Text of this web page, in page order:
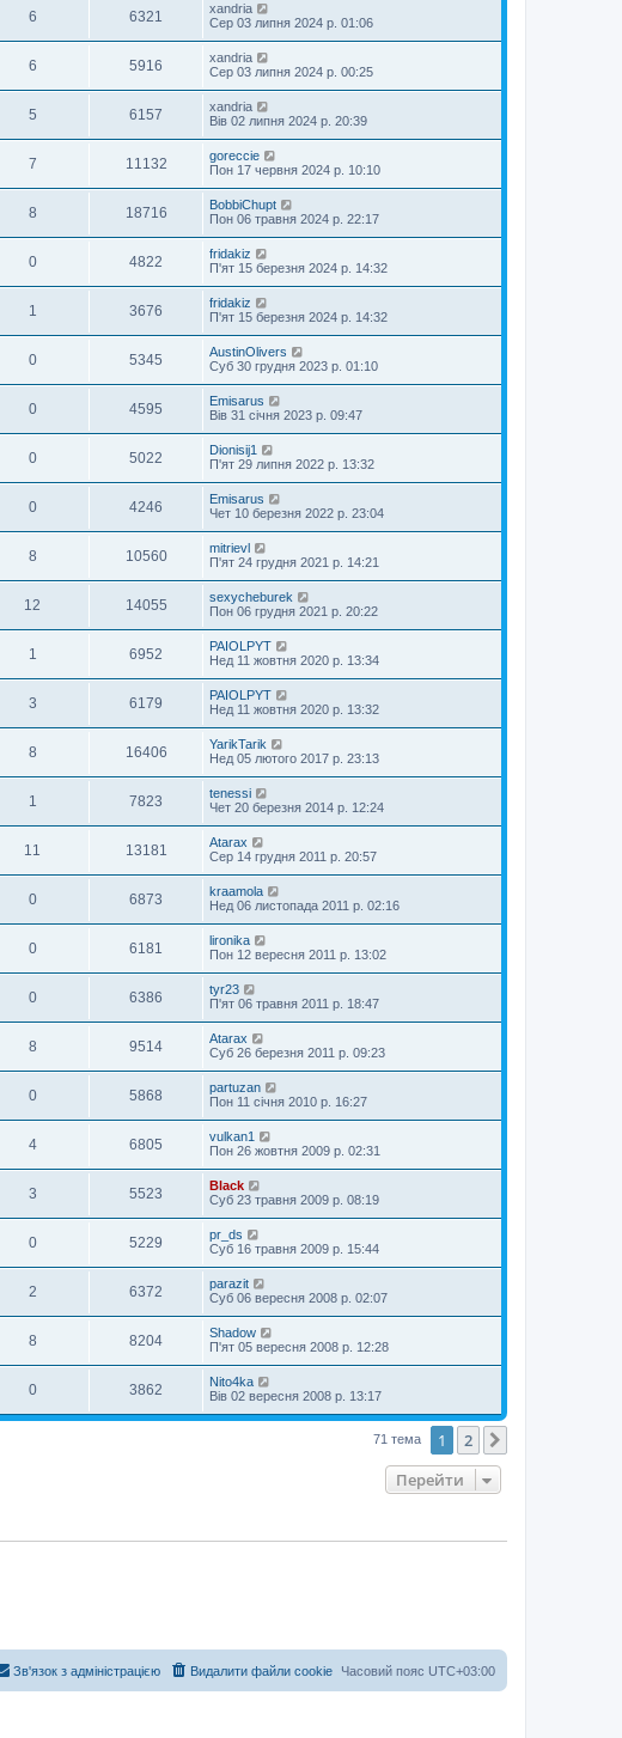
6 6321
xandria
Сер 03 липня 2024 р. 01:06
6 5916
xandria
Сер 03 липня 2024 р. 00:25
5 6157
xandria
Вів 02 липня 2024 р. 20:39
7 11132
goreccie
Пон 17 червня 2024 р. 10:10
8 18716
BobbiChupt
Пон 06 травня 2024 р. 22:17
0 4822
fridakiz
П'ят 15 березня 2024 р. 14:32
1 3676
fridakiz
П'ят 15 березня 2024 р. 14:32
0 5345
AustinOlivers
Суб 30 грудня 2023 р. 01:10
0 4595
Emisarus
Вів 31 січня 2023 р. 09:47
0 5022
Dionisij1
П'ят 29 липня 2022 р. 13:32
0 4246
Emisarus
Чет 10 березня 2022 р. 23:04
8 10560
mitrievl
П'ят 24 грудня 2021 р. 14:21
12 14055
sexycheburek
Пон 06 грудня 2021 р. 20:22
1 6952
PAIOLPYT
Нед 11 жовтня 2020 р. 13:34
3 6179
PAIOLPYT
Нед 11 жовтня 2020 р. 13:32
8 16406
YarikTarik
Нед 05 лютого 2017 р. 23:13
1 7823
tenessi
Чет 20 березня 2014 р. 12:24
11 13181
Atarax
Сер 14 грудня 2011 р. 20:57
0 6873
kraamola
Нед 06 листопада 2011 р. 02:16
0 6181
lironika
Пон 12 вересня 2011 р. 13:02
0 6386
tyr23
П'ят 06 травня 2011 р. 18:47
8 9514
Atarax
Суб 26 березня 2011 р. 09:23
0 5868
partuzan
Пон 11 січня 2010 р. 16:27
4 6805
vulkan1
Пон 26 жовтня 2009 р. 02:31
3 5523
Black
Суб 23 травня 2009 р. 08:19
0 5229
pr_ds
Суб 16 травня 2009 р. 15:44
2 6372
parazit
Суб 06 вересня 2008 р. 02:07
8 8204
Shadow
П'ят 05 вересня 2008 р. 12:28
0 3862
Nito4ka
Вів 02 вересня 2008 р. 13:17
71 тема 1 2
Перейти
Часовий пояс UTC+03:00
Видалити файли cookie
Зв'язок з адміністрацією